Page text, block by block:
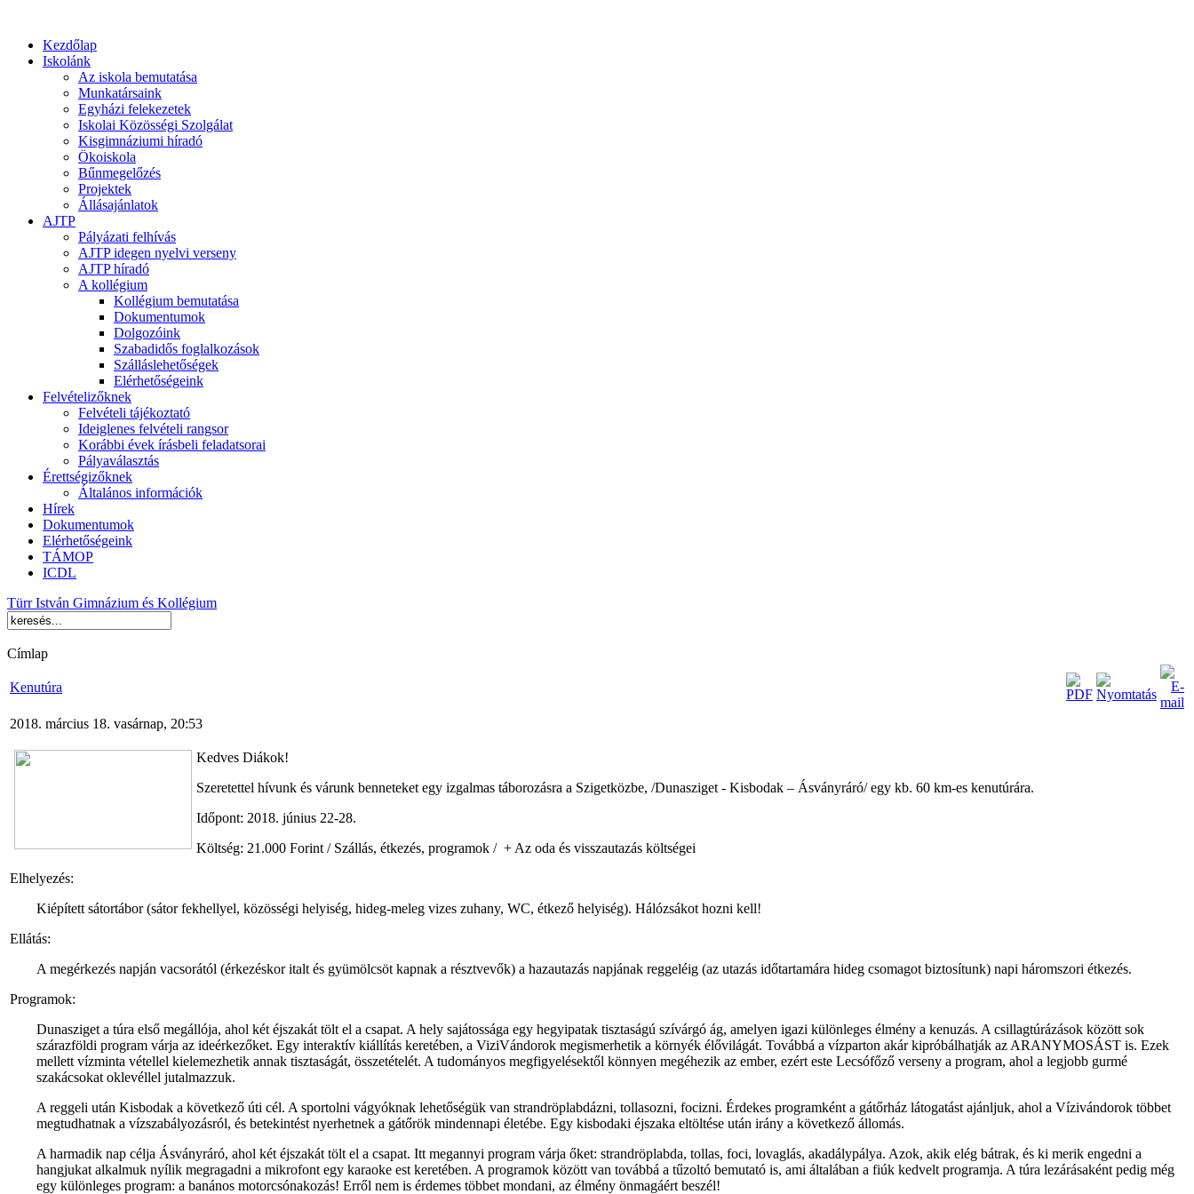
Kezdőlap
Iskolánk
Az iskola bemutatása
Munkatársaink
Egyházi felekezetek
Iskolai Közösségi Szolgálat
Kisgimnáziumi híradó
Ökoiskola
Bűnmegelőzés
Projektek
Állásajánlatok
AJTP
Pályázati felhívás
AJTP idegen nyelvi verseny
AJTP híradó
A kollégium
Kollégium bemutatása
Dokumentumok
Dolgozóink
Szabadidős foglalkozások
Szálláslehetőségek
Elérhetőségeink
Felvételizőknek
Felvételi tájékoztató
Ideiglenes felvételi rangsor
Korábbi évek írásbeli feladatsorai
Pályaválasztás
Érettségizőknek
Általános információk
Hírek
Dokumentumok
Elérhetőségeink
TÁMOP
ICDL
Türr István Gimnázium és Kollégium
Címlap
Kenutúra
2018. március 18. vasárnap, 20:53
Kedves Diákok!
Szeretettel hívunk és várunk benneteket egy izgalmas táborozásra a Szigetközbe, /Dunasziget - Kisbodak – Ásványráró/ egy kb. 60 km-es kenutúrára.
Időpont: 2018. június 22-28.
Költség: 21.000 Forint / Szállás, étkezés, programok / + Az oda és visszautazás költségei
Elhelyezés:
Kiépített sátortábor (sátor fekhellyel, közösségi helyiség, hideg-meleg vizes zuhany, WC, étkező helyiség). Hálózsákot hozni kell!
Ellátás:
A megérkezés napján vacsorától (érkezéskor italt és gyümölcsöt kapnak a résztvevők) a hazautazás napjának reggeléig (az utazás időtartamára hideg csomagot biztosítunk) napi háromszori étkezés.
Programok:
Dunasziget a túra első megállója, ahol két éjszakát tölt el a csapat. A hely sajátossága egy hegyipatak tisztaságú szívárgó ág, amelyen igazi különleges élmény a kenuzás. A csillagtúrázások között sok
szárazföldi program várja az ideérkezőket. Egy interaktív kiállítás keretében, a ViziVándorok megismerhetik a környék élővilágát. Továbbá a vízparton akár kipróbálhatják az ARANYMOSÁST is. Ezek
mellett vízminta vétellel kielemezhetik annak tisztaságát, összetételét. A tudományos megfigyelésektől könnyen megéhezik az ember, ezért este Lecsófőző verseny a program, ahol a legjobb gurmé
szakácsokat oklevéllel jutalmazzuk.
A reggeli után Kisbodak a következő úti cél. A sportolni vágyóknak lehetőségük van strandröplabdázni, tollasozni, focizni. Érdekes programként a gátőrház látogatást ajánljuk, ahol a Vízivándorok többet
megtudhatnak a vízszabályozásról, és betekintést nyerhetnek a gátőrök mindennapi életébe. Egy kisbodaki éjszaka eltöltése után irány a következő állomás.
A harmadik nap célja Ásványráró, ahol két éjszakát tölt el a csapat. Itt megannyi program várja őket: strandröplabda, tollas, foci, lovaglás, akadálypálya. Azok, akik elég bátrak, és ki merik engedni a
hangjukat alkalmuk nyílik megragadni a mikrofont egy karaoke est keretében. A programok között van továbbá a tűzoltó bemutató is, ami általában a fiúk kedvelt programja. A túra lezárásaként pedig még
egy különleges program: a banános motorcsónakozás! Erről nem is érdemes többet mondani, az élmény önmagáért beszél!